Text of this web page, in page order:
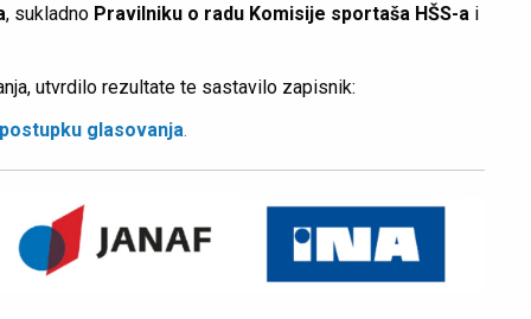
, sukladno Pravilniku o radu Komisije sportaša HŠS-a i
utvrdilo rezultate te sastavilo zapisnik:
glasovanja.